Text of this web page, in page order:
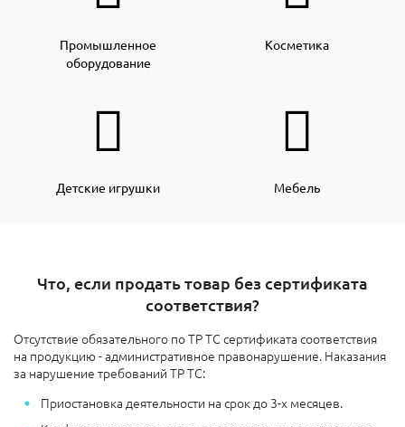
Промышленное
оборудование
Косметика
Детские игрушки Мебель
Что, если продать товар без сертификата
соответствия?
Отсутствие обязательного по ТР ТС сертификата соответствия
на продукцию - административное правонарушение. Наказания
за нарушение требований ТР ТС:
Приостановка деятельности на срок до 3-х месяцев.